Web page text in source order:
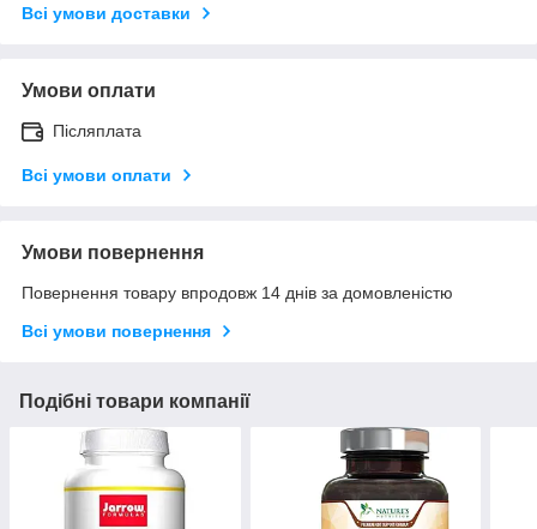
Всі умови доставки
Умови оплати
Післяплата
Всі умови оплати
Умови повернення
Повернення товару впродовж 14 днів за домовленістю
Всі умови повернення
Подібні товари компанії